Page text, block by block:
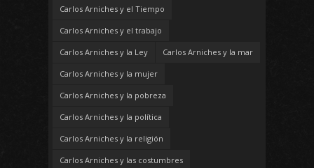
Carlos Arniches y el Tiempo
Carlos Arniches y el trabajo
Carlos Arniches y la Ley Carlos Arniches y la mar
Carlos Arniches y la mujer
Carlos Arniches y la pobreza
Carlos Arniches y la política
Carlos Arniches y la religión
Carlos Arniches y las costumbres